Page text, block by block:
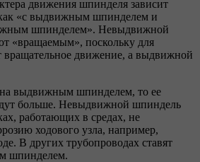
движения шпинделя зависит
«с выдвижным шпинделем и
шпинделем». Невыдвижной
«вращаемым», поскольку для
вращательное движение, а выдвижной
выдвижным шпинделем, то ее
больше. Невыдвижной шпиндель
работающих в средах, не
ходового узла, например,
В других трубопроводах ставят
шпинделем.